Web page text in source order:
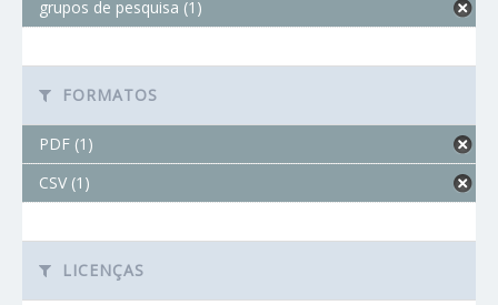
grupos de pesquisa (1)
FORMATOS
PDF (1)
CSV (1)
LICENÇAS